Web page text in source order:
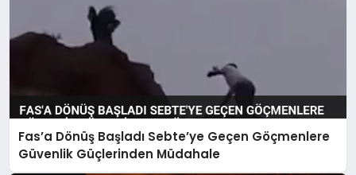
Fas’a Dönüş Başladı Sebte’ye Geçen Göçmenlere
Güvenlik Güçlerinden Müdahale